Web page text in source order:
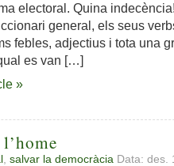
electoral. Quina
general, els seus
febles, adjectius i tota una
es van […]
»
salvar la democràcia Data: des.